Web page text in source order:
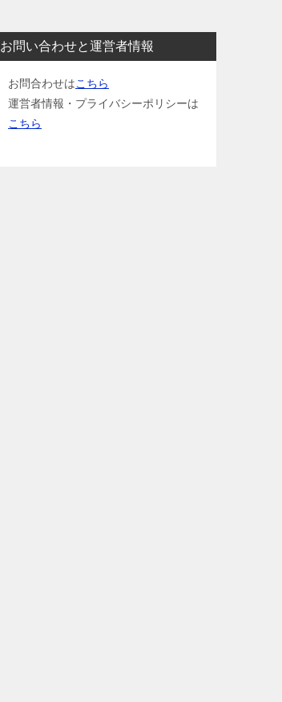
お問い合わせと運営者情報
お問合わせはこちら
運営者情報・プライバシーポリシーは
こちら